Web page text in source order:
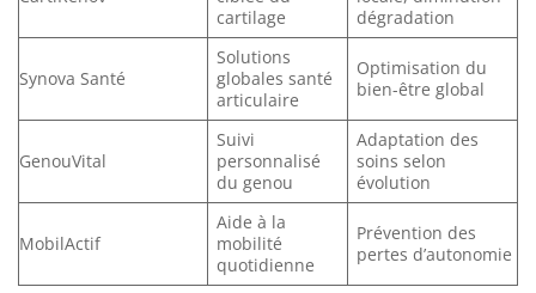
cartilage
dégradation
Synova Santé
Solutions
globales santé
articulaire
Optimisation du
bien-être global
GenouVital
Suivi
personnalisé
du genou
Adaptation des
soins selon
évolution
MobilActif
Aide à la
mobilité
quotidienne
Prévention des
pertes d’autonomie